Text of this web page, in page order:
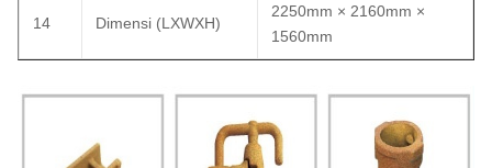
14 Dimensi (LXWXH)
2250mm × 2160mm ×
1560mm